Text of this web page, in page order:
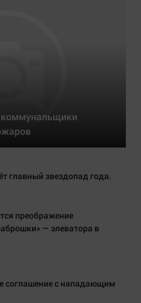
коммунальщики
главный звездопад года.
преображение
— элеватора в
соглашение с нападающим